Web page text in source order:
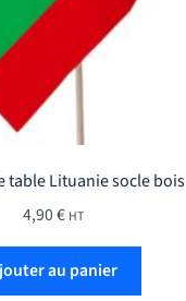
table Lituanie socle bois
4,90€ HT
au panier